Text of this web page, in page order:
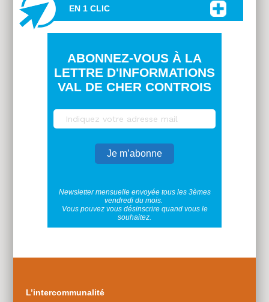
EN 1 CLIC
ABONNEZ-VOUS À LA
LETTRE D'INFORMATIONS
VAL DE CHER CONTROIS
Newsletter mensuelle envoyée tous les 3èmes
vendredi du mois.
Vous pouvez vous désinscrire quand vous le
souhaitez.
L’intercommunalité